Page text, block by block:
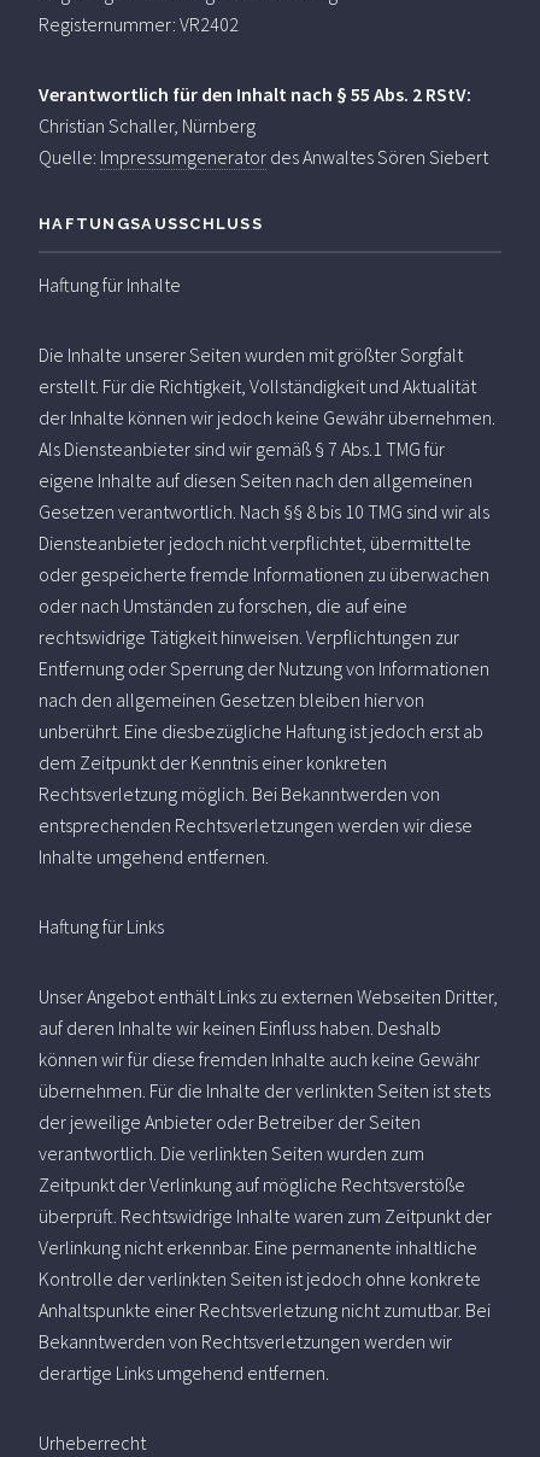
Registernummer: VR2402
Verantwortlich für den Inhalt nach § 55 Abs. 2 RStV:
Christian Schaller, Nürnberg
Quelle: Impressumgenerator des Anwaltes Sören Siebert
HAFTUNGSAUSSCHLUSS
Haftung für Inhalte
Die Inhalte unserer Seiten wurden mit größter Sorgfalt
erstellt. Für die Richtigkeit, Vollständigkeit und Aktualität
der Inhalte können wir jedoch keine Gewähr übernehmen.
Als Diensteanbieter sind wir gemäß § 7 Abs.1 TMG für
eigene Inhalte auf diesen Seiten nach den allgemeinen
Gesetzen verantwortlich. Nach §§ 8 bis 10 TMG sind wir als
Diensteanbieter jedoch nicht verpflichtet, übermittelte
oder gespeicherte fremde Informationen zu überwachen
oder nach Umständen zu forschen, die auf eine
rechtswidrige Tätigkeit hinweisen. Verpflichtungen zur
Entfernung oder Sperrung der Nutzung von Informationen
nach den allgemeinen Gesetzen bleiben hiervon
unberührt. Eine diesbezügliche Haftung ist jedoch erst ab
dem Zeitpunkt der Kenntnis einer konkreten
Rechtsverletzung möglich. Bei Bekanntwerden von
entsprechenden Rechtsverletzungen werden wir diese
Inhalte umgehend entfernen.
Haftung für Links
Unser Angebot enthält Links zu externen Webseiten Dritter,
auf deren Inhalte wir keinen Einfluss haben. Deshalb
können wir für diese fremden Inhalte auch keine Gewähr
übernehmen. Für die Inhalte der verlinkten Seiten ist stets
der jeweilige Anbieter oder Betreiber der Seiten
verantwortlich. Die verlinkten Seiten wurden zum
Zeitpunkt der Verlinkung auf mögliche Rechtsverstöße
überprüft. Rechtswidrige Inhalte waren zum Zeitpunkt der
Verlinkung nicht erkennbar. Eine permanente inhaltliche
Kontrolle der verlinkten Seiten ist jedoch ohne konkrete
Anhaltspunkte einer Rechtsverletzung nicht zumutbar. Bei
Bekanntwerden von Rechtsverletzungen werden wir
derartige Links umgehend entfernen.
Urheberrecht